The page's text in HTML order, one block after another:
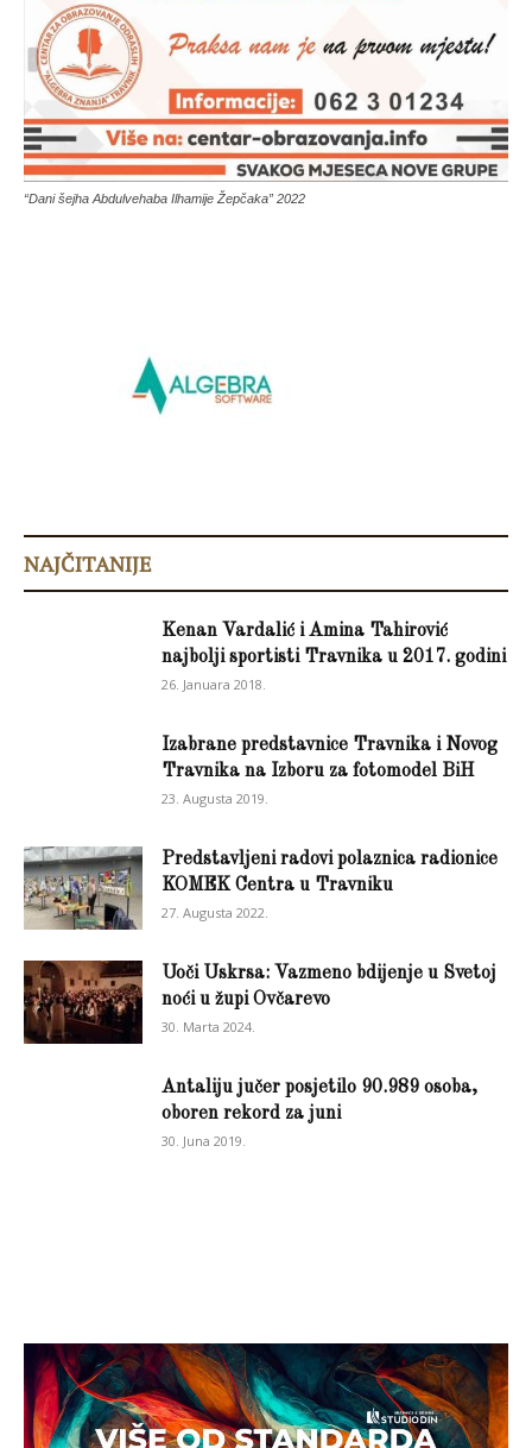
“Dani šejha Abdulvehaba Ilhamije Žepčaka” 2022
NAJČITANIJE
Kenan Vardalić i Amina Tahirović
najbolji sportisti Travnika u 2017. godini
26. Januara 2018.
Izabrane predstavnice Travnika i Novog
Travnika na Izboru za fotomodel BiH
23. Augusta 2019.
Predstavljeni radovi polaznica radionice
KOMEK Centra u Travniku
27. Augusta 2022.
Uoči Uskrsa: Vazmeno bdijenje u Svetoj
noći u župi Ovčarevo
30. Marta 2024.
Antaliju jučer posjetilo 90.989 osoba,
oboren rekord za juni
30. Juna 2019.